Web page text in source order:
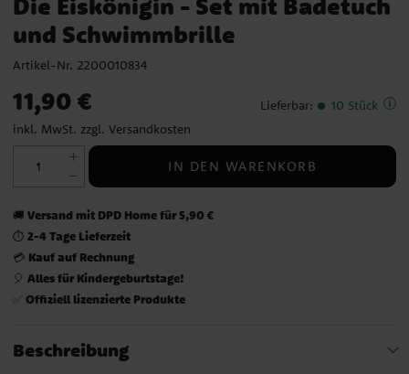
und Schwimmbrille
Artikel-Nr. 2200010834
Preis:11,90 €
11,90 €
inkl. MwSt. zzgl. Versandkosten
Lieferbar: 10 Stück
IN DEN WARENKORB
🚚 Versand mit DPD Home für 5,90 €
⏱️ 2-4 Tage Lieferzeit
💳 Kauf auf Rechnung
🎈 Alles für Kindergeburtstage!
✅ Offiziell lizenzierte Produkte
Beschreibung